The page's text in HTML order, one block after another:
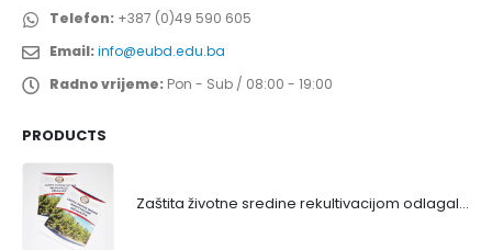
Telefon: +387 (0)49 590 605
Email:info@eubd.edu.ba
Radno vrijeme: Pon - Sub / 08:00 - 19:00
PRODUCTS
Zaštita životne sredine rekultivacijom odlagališta